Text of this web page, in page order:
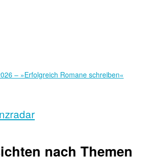
– »Erfolgreich Romane schreiben«
nach Themen